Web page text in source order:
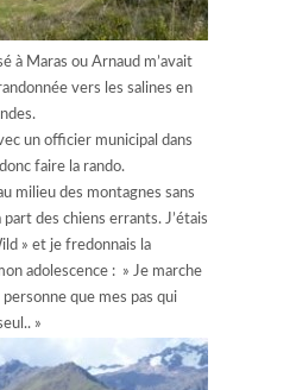
à Maras ou Arnaud m’avait
vers les salines en
un officier municipal dans
faire la rando.
milieu des montagnes sans
des chiens errants. J’étais
» et je fredonnais la
adolescence : » Je marche
que mes pas qui
»